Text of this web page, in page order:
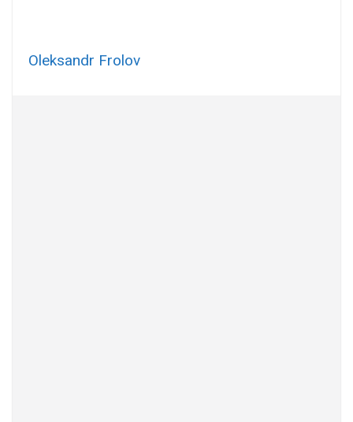
Oleksandr Frolov